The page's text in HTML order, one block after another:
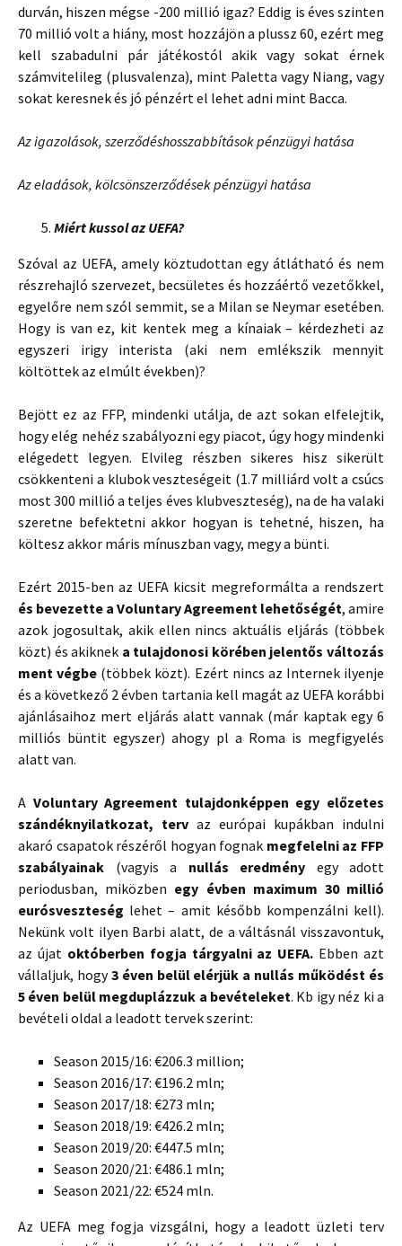
durván, hiszen mégse -200 millió igaz? Eddig is éves szinten
70 millió volt a hiány, most hozzájön a plussz 60, ezért meg
kell szabadulni pár játékostól akik vagy sokat érnek
számvitelileg (plusvalenza), mint Paletta vagy Niang, vagy
sokat keresnek és jó pénzért el lehet adni mint Bacca.
Az igazolások, szerződéshosszabbítások pénzügyi hatása
Az eladások, kölcsönszerződések pénzügyi hatása
Miért kussol az UEFA?
Szóval az UEFA, amely köztudottan egy átlátható és nem
részrehajló szervezet, becsületes és hozzáértő vezetőkkel,
egyelőre nem szól semmit, se a Milan se Neymar esetében.
Hogy is van ez, kit kentek meg a kínaiak – kérdezheti az
egyszeri irigy interista (aki nem emlékszik mennyit
költöttek az elmúlt években)?
Bejött ez az FFP, mindenki utálja, de azt sokan elfelejtik,
hogy elég nehéz szabályozni egy piacot, úgy hogy mindenki
elégedett legyen. Elvileg részben sikeres hisz sikerült
csökkenteni a klubok veszteségeit (1.7 milliárd volt a csúcs
most 300 millió a teljes éves klubveszteség), na de ha valaki
szeretne befektetni akkor hogyan is tehetné, hiszen, ha
költesz akkor máris mínuszban vagy, megy a bünti.
Ezért 2015-ben az UEFA kicsit megreformálta a rendszert
és bevezette a Voluntary Agreement lehetőségét, amire
azok jogosultak, akik ellen nincs aktuális eljárás (többek
közt) és akiknek a tulajdonosi körében jelentős változás
ment végbe (többek közt). Ezért nincs az Internek ilyenje
és a következő 2 évben tartania kell magát az UEFA korábbi
ajánlásaihoz mert eljárás alatt vannak (már kaptak egy 6
milliós büntit egyszer) ahogy pl a Roma is megfigyelés
alatt van.
A Voluntary Agreement tulajdonképpen egy előzetes
szándéknyilatkozat, terv az európai kupákban indulni
akaró csapatok részéről hogyan fognak megfelelni az FFP
szabályainak (vagyis a nullás eredmény egy adott
periodusban, miközben egy évben maximum 30 millió
eurósveszteség lehet – amit később kompenzálni kell).
Nekünk volt ilyen Barbi alatt, de a váltásnál visszavontuk,
az újat októberben fogja tárgyalni az UEFA. Ebben azt
vállaljuk, hogy3 éven belül elérjük a nullás működést és
5 éven belül megduplázzuk a bevételeket. Kb igy néz ki a
bevételi oldal a leadott tervek szerint:
Season 2015/16: €206.3 million;
Season 2016/17: €196.2 mln;
Season 2017/18: €273 mln;
Season 2018/19: €426.2 mln;
Season 2019/20: €447.5 mln;
Season 2020/21: €486.1 mln;
Season 2021/22: €524 mln.
Az UEFA meg fogja vizsgálni, hogy a leadott üzleti terv